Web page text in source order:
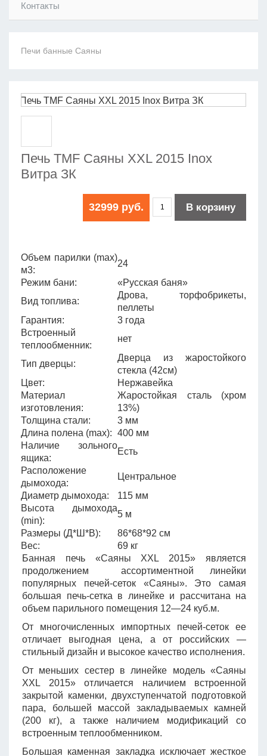
Контакты
Печи банные Саяны
Печь TMF Саяны XXL 2015 Inox
Витра ЗК
32999 руб. В корзину
Объем парилки (max)
м3:
24
Режим бани:
«Русская баня»
Вид топлива:
Дрова, торфобрикеты,
пеллеты
Гарантия:
3 года
Встроенный
теплообменник:
нет
Тип дверцы:
Дверца из жаростойкого
стекла (42см)
Цвет:
Нержавейка
Материал
изготовления:
Жаростойкая сталь (хром
13%)
Толщина стали:
3 мм
Длина полена (max): 400 мм
Наличие зольного
ящика:
Есть
Расположение
дымохода:
Центральное
Диаметр дымохода:
115 мм
Высота дымохода
(min):
5 м
Размеры (Д*Ш*В):
86*68*92 см
Вес:
69 кг
Банная печь «Саяны XXL 2015» является
продолжением ассортиментной линейки
популярных печей-сеток «Саяны». Это самая
большая печь-сетка в линейке и рассчитана на
объем парильного помещения 12—24 куб.м.
От многочисленных импортных печей-сеток ее
отличает выгодная цена, а от российских —
стильный дизайн и высокое качество исполнения.
От меньших сестер в линейке модель «Саяны
XXL 2015» отличается наличием встроенной
закрытой каменки, двухступенчатой подготовкой
пара, большей массой закладываемых камней
(200 кг), а также наличием модификаций со
встроенным теплообменником.
Большая каменная закладка исключает жесткое